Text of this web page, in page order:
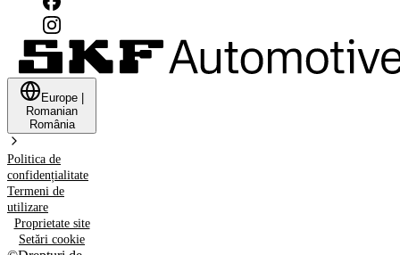
Europe
Romanian
România
Politica de
confidențialitate
Termeni de
utilizare
Proprietate site
Setări cookie